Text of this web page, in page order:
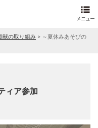
献の取り組み > ～夏休みあそびの
ィア参加